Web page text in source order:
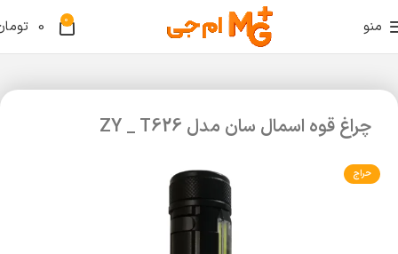
منو 0
0
چراغ قوه اسمال سان مدل ZY _ T626
حراج